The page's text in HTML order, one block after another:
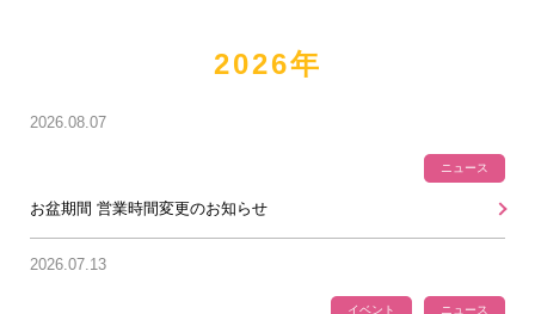
2026年
2026.08.07
ニュース
お盆期間 営業時間変更のお知らせ
2026.07.13
イベント ニュース